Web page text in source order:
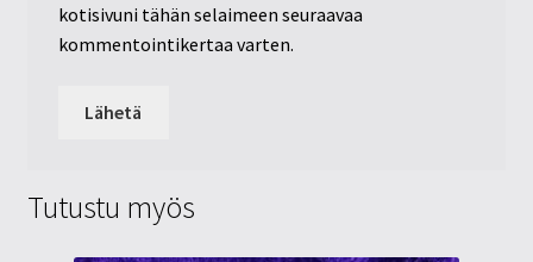
kotisivuni tähän selaimeen seuraavaa
kommentointikertaa varten.
Tutustu myös